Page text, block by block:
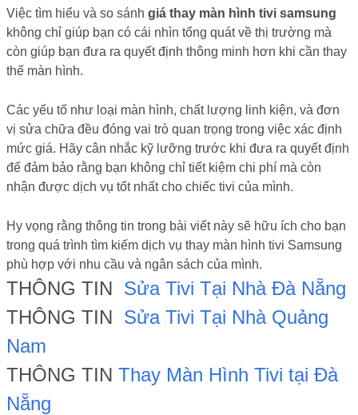
Việc tìm hiểu và so sánh giá thay màn hình tivi samsung
không chỉ giúp bạn có cái nhìn tổng quát về thị trường mà
còn giúp bạn đưa ra quyết định thông minh hơn khi cần thay
thế màn hình.
Các yếu tố như loại màn hình, chất lượng linh kiện, và đơn
vị sửa chữa đều đóng vai trò quan trọng trong việc xác định
mức giá. Hãy cân nhắc kỹ lưỡng trước khi đưa ra quyết định
để đảm bảo rằng bạn không chỉ tiết kiệm chi phí mà còn
nhận được dịch vụ tốt nhất cho chiếc tivi của mình.
Hy vọng rằng thông tin trong bài viết này sẽ hữu ích cho bạn
trong quá trình tìm kiếm dịch vụ thay màn hình tivi Samsung
phù hợp với nhu cầu và ngân sách của mình.
THÔNG TIN Sửa Tivi Tại Nhà Đà Nẵng
THÔNG TIN Sửa Tivi Tại Nhà Quảng
Nam
THÔNG TIN Thay Màn Hình Tivi tại Đà
Nẵng